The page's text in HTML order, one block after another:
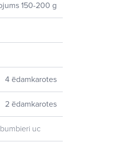
150-200 g
4 ēdamkarotes
2 ēdamkarotes
uc